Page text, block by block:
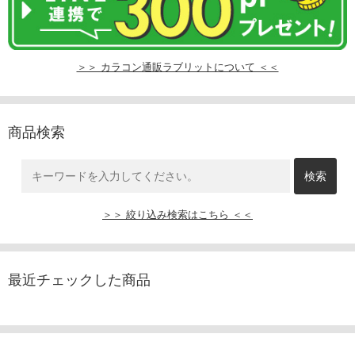
＞＞ カラコン通販ラブリットについて ＜＜
商品検索
＞＞ 絞り込み検索はこちら ＜＜
最近チェックした商品